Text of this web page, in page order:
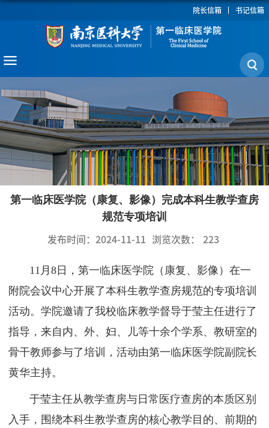
院长信箱 书记信箱
第一临床医学院（康复、影像）完成本科生教学查房
规范专项培训
发布时间：2024-11-11 浏览次数： 223
11月8日，第一临床医学院（康复、影像）在一
附院会议中心开展了本科生教学查房规范的专项培训
活动。学院邀请了我校临床教学督导于莹主任进行了
指导，来自内、外、妇、儿等十余个学系、教研室的
骨干教师参与了培训，活动由第一临床医学院副院长
黄华主持。
于莹主任从教学查房与日常医疗查房的本质区别
入手，围绕本科生教学查房的核心教学目的、前期的